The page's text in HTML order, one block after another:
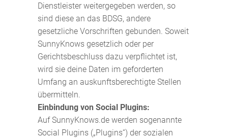
Dienstleister weitergegeben werden, so
sind diese an das BDSG, andere
gesetzliche Vorschriften gebunden. Soweit
SunnyKnows gesetzlich oder per
Gerichtsbeschluss dazu verpflichtet ist,
wird sie deine Daten im geforderten
Umfang an auskunftsberechtigte Stellen
übermitteln.
Einbindung von Social Plugins:
Auf SunnyKnows.de werden sogenannte
Social Plugins („Plugins“) der sozialen